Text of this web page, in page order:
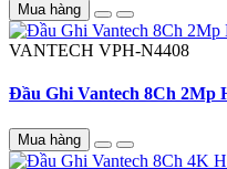
Mua hàng
VANTECH VPH-N4408
Đầu Ghi Vantech 8Ch 2Mp
Mua hàng